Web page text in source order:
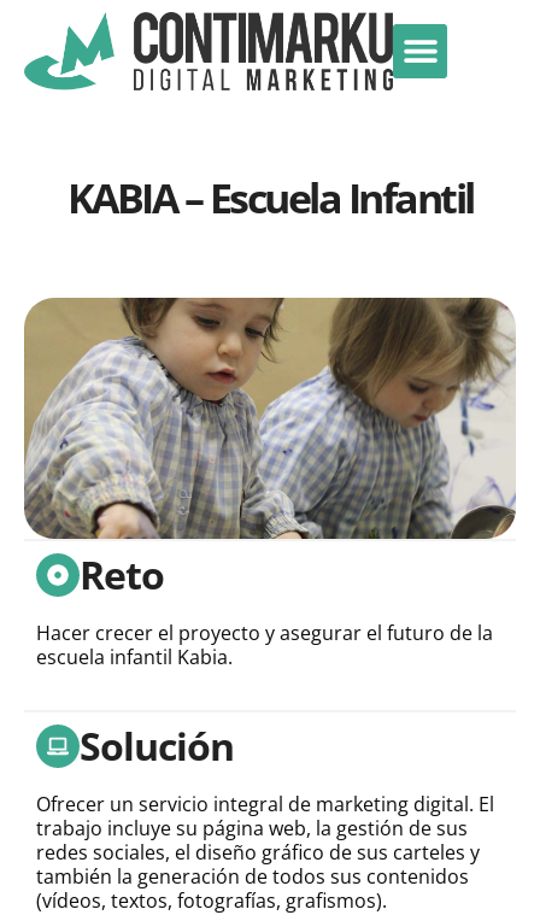
KABIA – Escuela Infantil
Reto
Hacer crecer el proyecto y asegurar el futuro de la
escuela infantil Kabia.
Solución
Ofrecer un servicio integral de marketing digital. El
trabajo incluye su página web, la gestión de sus
redes sociales, el diseño gráfico de sus carteles y
también la generación de todos sus contenidos
(vídeos, textos, fotografías, grafismos).